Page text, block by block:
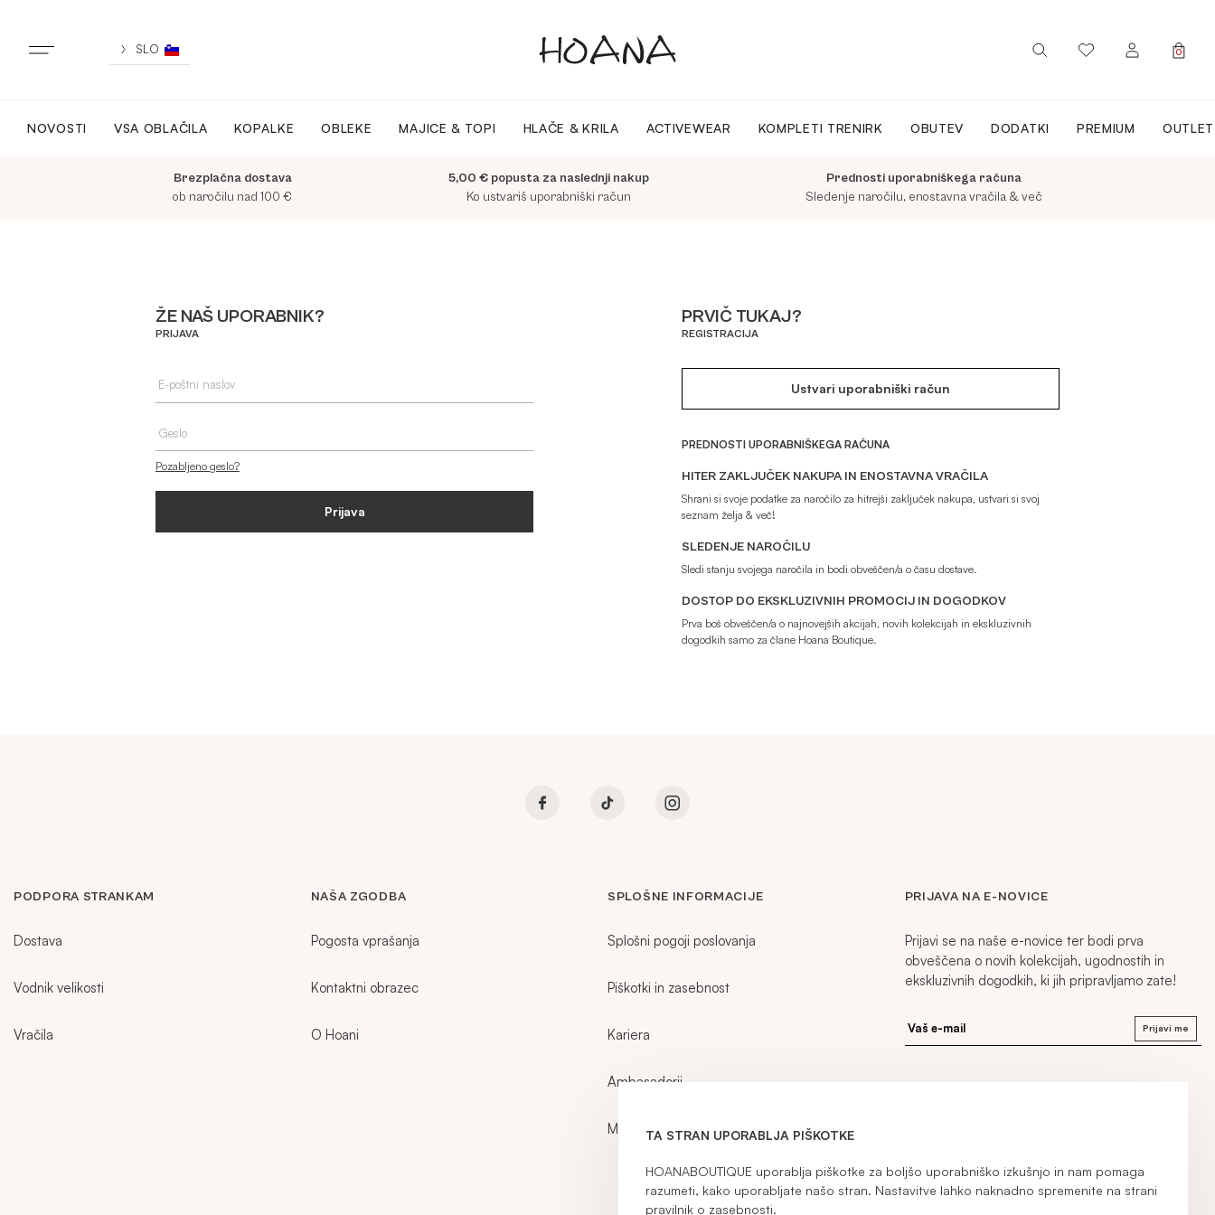
content
SLO
PRIJAVA / REGISTRACIJA
0
NOVOSTI VSA OBLAČILA KOPALKE OBLEKE MAJICE & TOPI HLAČE & KRILA ACTIVEWEAR KOMPLETI TRENIRK OBUTEV DODATKI PREMIUM OUTLET
Brezplačna dostava
ob naročilu nad 100 €
5,00 € popusta za naslednji nakup
Ko ustvariš uporabniški račun
Prednosti uporabniškega računa
Sledenje naročilu, enostavna vračila & več
NOVO
ŽE NAŠ UPORABNIK?
PRIJAVA
Pozabljeno geslo?
Prijava
PRVIČ TUKAJ?
REGISTRACIJA
Ustvari uporabniški račun
PREDNOSTI UPORABNIŠKEGA RAČUNA
HITER ZAKLJUČEK NAKUPA IN ENOSTAVNA VRAČILA
Shrani si svoje podatke za naročilo za hitrejši zaključek nakupa, ustvari si svoj
seznam želja & več!
SLEDENJE NAROČILU
Sledi stanju svojega naročila in bodi obveščen/a o času dostave.
DOSTOP DO EKSKLUZIVNIH PROMOCIJ IN DOGODKOV
Prva boš obveščen/a o najnovejših akcijah, novih kolekcijah in ekskluzivnih
dogodkih samo za člane Hoana Boutique.
PODPORA STRANKAM
Dostava
Vodnik velikosti
Vračila
NAŠA ZGODBA
Pogosta vprašanja
Kontaktni obrazec
O Hoani
SPLOŠNE INFORMACIJE
Splošni pogoji poslovanja
Piškotki in zasebnost
Kariera
Ambasadorji
Moj račun
PRIJAVA NA E-NOVICE
Prijavi se na naše e-novice ter bodi prva
obveščena o novih kolekcijah, ugodnostih in
ekskluzivnih dogodkih, ki jih pripravljamo zate!
Prijavi me
TA STRAN UPORABLJA PIŠKOTKE
HOANABOUTIQUE uporablja piškotke za boljšo uporabniško izkušnjo in nam pomaga
razumeti, kako uporabljate našo stran. Nastavitve lahko naknadno spremenite na strani
pravilnik o zasebnosti.